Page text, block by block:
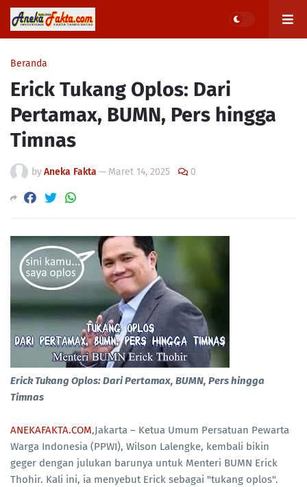
Beranda
Erick Tukang Oplos: Dari
Pertamax, BUMN, Pers hingga
Timnas
byAneka Fakta — Maret 14, 2025 0
Erick Tukang Oplos: Dari Pertamax, BUMN, Pers hingga
Timnas
ANEKAFAKTA.COM,Jakarta – Ketua Umum Persatuan Pewarta
Warga Indonesia (PPWI), Wilson Lalengke, kembali bikin
geger dengan julukan barunya untuk Menteri BUMN Erick
Thohir. Kali ini, ia menyebut Erick sebagai "tukang oplos".